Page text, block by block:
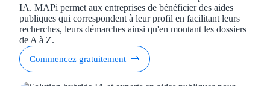
IA. MAPi permet aux entreprises de bénéficier des aides
publiques qui correspondent à leur profil en facilitant leurs
recherches, leurs démarches ainsi qu'en montant les dossiers
de A à Z.
Commencez gratuitement